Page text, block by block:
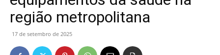
região metropolitana
17 de setembro de 2025